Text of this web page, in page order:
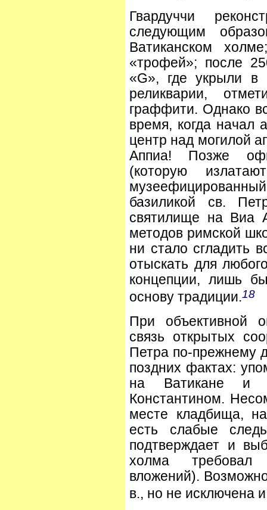
Гвардуччи
следующим
Ватиканском
«трофей»; после
«G», где укрыли в
реликварии,
граффити. Однако
время, когда начал
центр над могилой
Аппиа! Позже
(которую
базиликой св.
святилище на Виа
методов римской
ни стало сгладить
отыскать для
концепции, лишь
основу традиции.18
При объективной
связь открытых
Петра по-прежнему
поздних фактах:
на Ватикане и
Константином.
месте кладбища,
есть слабые
подтверждает и
холма требовал
вложений).
в., но не исключена